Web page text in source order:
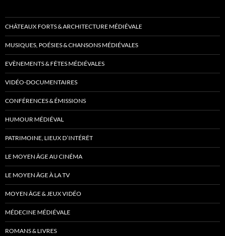
CHÂTEAUX FORTS & ARCHITECTURE MÉDIÉVALE
MUSIQUES, POÉSIES & CHANSONS MÉDIÉVALES
EVÈNEMENTS & FÊTES MÉDIÉVALES
VIDÉO-DOCUMENTAIRES
CONFÉRENCES & ÉMISSIONS
HUMOUR MÉDIÉVAL
PATRIMOINE, LIEUX D’INTÉRÊT
LE MOYEN ÂGE AU CINÉMA
LE MOYEN ÂGE À LA TV
MOYEN ÂGE & JEUX VIDÉO
MÉDECINE MÉDIÉVALE
ROMANS & LIVRES